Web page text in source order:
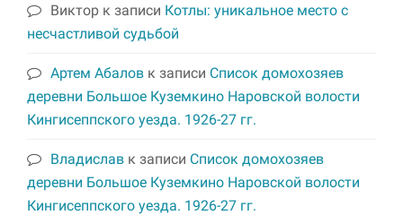
Виктор к записи Котлы: уникальное место с
несчастливой судьбой
Артем Абалов к записи Список домохозяев
деревни Большое Куземкино Наровской волости
Кингисеппского уезда. 1926-27 гг.
Владислав к записи Список домохозяев
деревни Большое Куземкино Наровской волости
Кингисеппского уезда. 1926-27 гг.